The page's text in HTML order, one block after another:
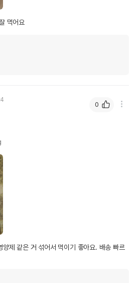
먹어요
양제 같은 거 섞어서 먹이기 좋아요. 배송 빠르
0